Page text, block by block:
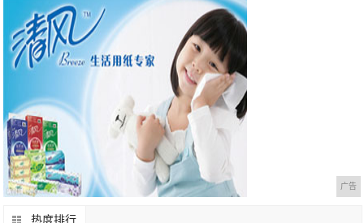
广告
热度排行